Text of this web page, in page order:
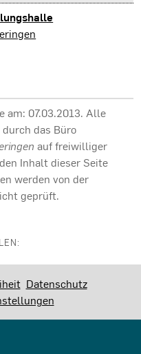
am: 07.03.2013. Alle
das Büro
auf freiwilliger
Inhalt dieser Seite
werden von der
geprüft.
Datenschutz